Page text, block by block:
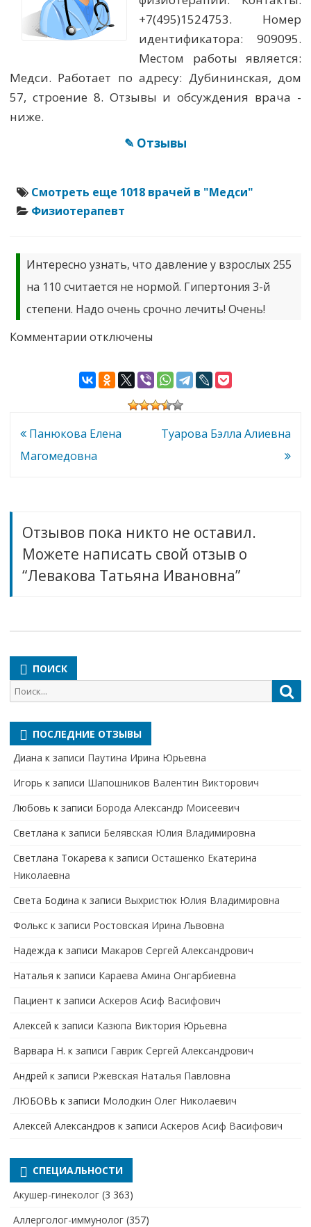
+7(495)1524753. Номер
идентификатора: 909095.
Местом работы является:
Медси. Работает по адресу: Дубининская, дом
57, строение 8. Отзывы и обсуждения врача -
ниже.
✎ Отзывы
Смотреть еще 1018 врачей в "Медси"
Физиотерапевт
Интересно узнать, что давление у взрослых 255
на 110 считается не нормой. Гипертония 3-й
степени. Надо очень срочно лечить! Очень!
Комментарии к
Татьяна
Ивановна
отключены
Навигация
по
Панюкова Елена
Магомедовна
Туарова Бэлла Алиевна
Отзывов пока никто не оставил.
Можете написать свой отзыв о
“Левакова Татьяна Ивановна”
ПОИСК
Поиск
для:
ПОСЛЕДНИЕ ОТЗЫВЫ
Диана к записи Паутина Ирина Юрьевна
Игорь к записи Шапошников Валентин Викторович
Любовь к записи Борода Александр Моисеевич
Светлана к записи Белявская Юлия Владимировна
Cветлана Токарева к записи Осташенко Екатерина
Николаевна
Света Бодина к записи Выхристюк Юлия Владимировна
Фолькс к записи Ростовская Ирина Львовна
Надежда к записи Макаров Сергей Александрович
Наталья к записи Караева Амина Онгарбиевна
Пациент к записи Аскеров Асиф Васифович
Алексей к записи Казюпа Виктория Юрьевна
Варвара Н. к записи Гаврик Сергей Александрович
Андрей к записи Ржевская Наталья Павловна
ЛЮБОВЬ к записи Молодкин Олег Николаевич
Алексей Александров к записи Аскеров Асиф Васифович
СПЕЦИАЛЬНОСТИ
Акушер-гинеколог (3 363)
Аллерголог-иммунолог (357)